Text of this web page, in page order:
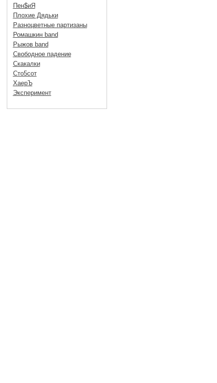
Пен$иЯ
Плохие Дядьки
Разноцветные партизаны
Ромашкин band
Рыжов band
Свободное падение
Скакалки
Сто5сот
ХаерЪ
Эксперимент